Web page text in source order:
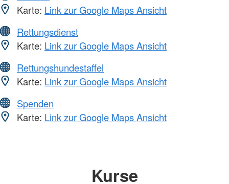
Karte: Link zur Google Maps Ansicht
Rettungsdienst
Karte: Link zur Google Maps Ansicht
Rettungshundestaffel
Karte: Link zur Google Maps Ansicht
Spenden
Karte: Link zur Google Maps Ansicht
Kurse